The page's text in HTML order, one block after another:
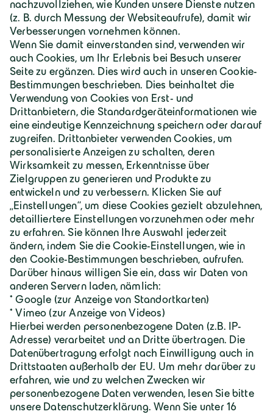
Deutschland | Deutsch
Geiger Gruppe
Über Geiger
Karriere
Geiger Gruppe
Wilhelm-Geiger-Straße 1
87561 Oberstdorf